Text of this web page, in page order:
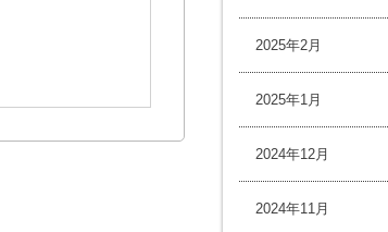
2025年2月
2025年1月
2024年12月
2024年11月